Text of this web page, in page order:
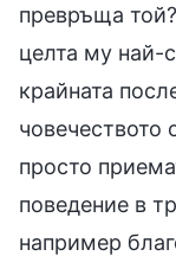
превръща
целта му най-
крайната
човечеството
просто
поведение в
например